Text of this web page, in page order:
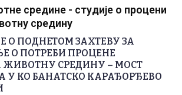
средине - студије о процени
средину
О ПОДНЕТОМ ЗАХТЕВУ ЗА
О ПОТРЕБИ ПРОЦЕНЕ
ЖИВОТНУ СРЕДИНУ – МОСТ
У КО БАНАТСКО КАРАЂОРЂЕВО